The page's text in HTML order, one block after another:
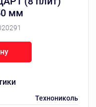
мм
Технониколь